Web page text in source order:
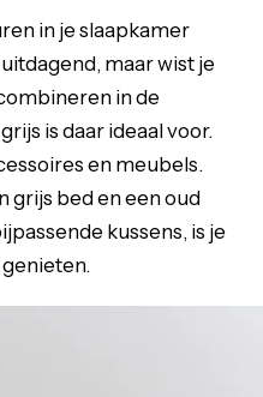
in je slaapkamer
maar wist je
in de
is daar ideaal voor.
en meubels.
grijs bed en een oud
kussens, is je